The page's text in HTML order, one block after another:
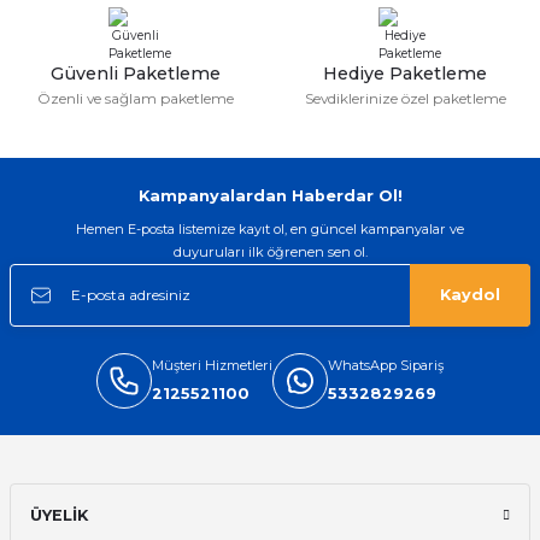
Güvenli Paketleme
Özenli ve sağlam paketleme
Hediye Paketleme
Sevdiklerinize özel paketleme
Kampanyalardan Haberdar Ol!
Hemen E-posta listemize kayıt ol, en güncel kampanyalar ve
duyuruları ilk öğrenen sen ol.
Kaydol
Müşteri Hizmetleri
2125521100
WhatsApp Sipariş
5332829269
ÜYELİK